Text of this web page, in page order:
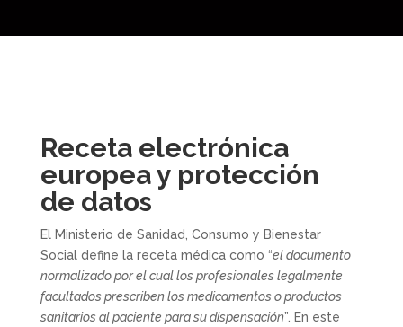
Receta electrónica
europea y protección
de datos
El Ministerio de Sanidad, Consumo y Bienestar
Social define la receta médica como “el documento
normalizado por el cual los profesionales legalmente
facultados prescriben los medicamentos o productos
sanitarios al paciente para su dispensación”. En este